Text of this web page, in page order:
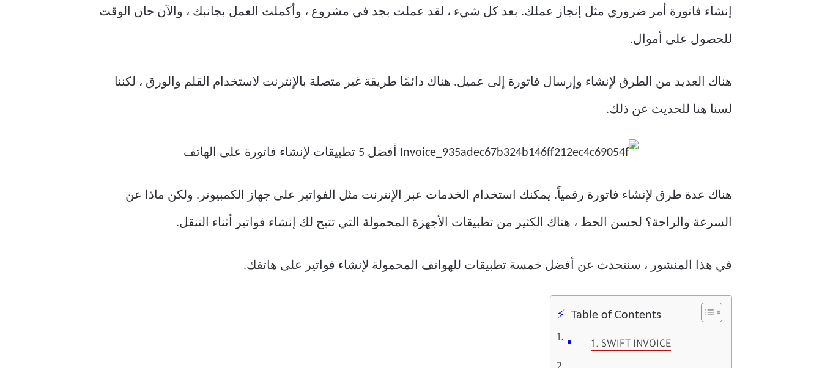
إنشاء فاتورة أمر ضروري مثل إنجاز عملك. بعد كل شيء ، لقد عملت بجد في مشروع ، وأكملت العمل بجانبك ، والآن حان الوقت
للحصول على أموال.
هناك العديد من الطرق لإنشاء وإرسال فاتورة إلى عميل. هناك دائمًا طريقة غير متصلة بالإنترنت لاستخدام القلم والورق ، لكننا
لسنا هنا للحديث عن ذلك.
هناك عدة طرق لإنشاء فاتورة رقمياً. يمكنك استخدام الخدمات عبر الإنترنت مثل الفواتير على جهاز الكمبيوتر. ولكن ماذا عن
السرعة والراحة؟ لحسن الحظ ، هناك الكثير من تطبيقات الأجهزة المحمولة التي تتيح لك إنشاء فواتير أثناء التنقل.
في هذا المنشور ، سنتحدث عن أفضل خمسة تطبيقات للهواتف المحمولة لإنشاء فواتير على هاتفك.
Table of Contents
1. SWIFT INVOICE